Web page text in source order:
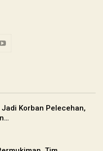
Korban Pelecehan,